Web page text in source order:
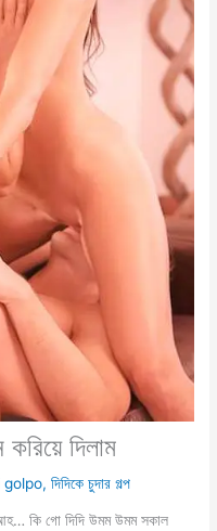
দিলাম
golpo,দিদিকে চুদার গল্প
কি গো দিদি উমম উমম সকাল